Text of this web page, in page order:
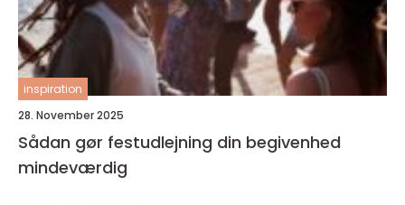
inspiration
28. November 2025
Sådan gør festudlejning din begivenhed
mindeværdig